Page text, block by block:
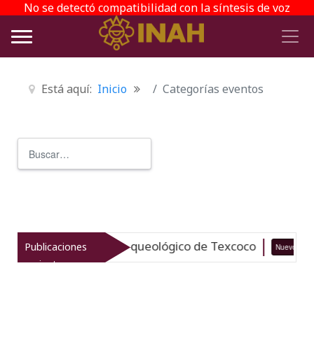
No se detectó compatibilidad con la síntesis de voz
Está aquí: Inicio Categorías eventos
Publicaciones
recientes
el patrimonio arqueológico de Texcoco Nuevo